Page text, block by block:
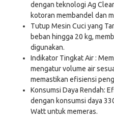
dengan teknologi Ag
kotoran membandel dan
Tutup Mesin Cuci yang
beban hingga 20 kg,
digunakan.​
Indikator Tingkat Air :
mengatur volume air
memastikan efisiensi
Konsumsi Daya Rendah:
dengan konsumsi daya
Watt untuk memeras.